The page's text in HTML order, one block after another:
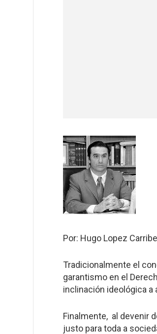
Por: Hugo Lopez
Tradicionalmente el
garantismo en el
inclinación ideológica
Finalmente, al devenir
justo para toda a